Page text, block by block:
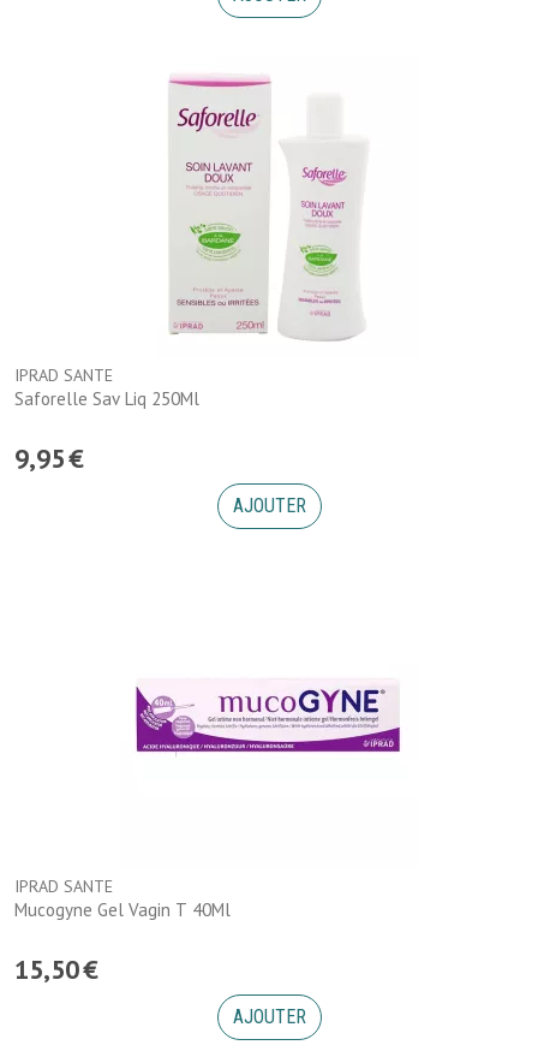
IPRAD SANTE
Saforelle Sav Liq 250Ml
9,95€
AJOUTER
IPRAD SANTE
Mucogyne Gel Vagin T 40Ml
15,50€
AJOUTER